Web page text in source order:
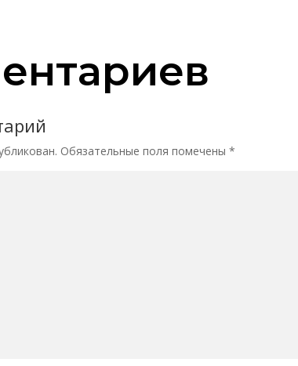
Обязательные поля помечены*